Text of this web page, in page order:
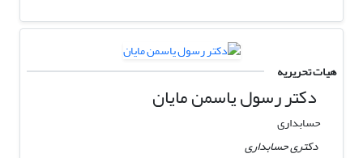
هیات تحریریه
دکتر رسول یاسمن مایان
حسابداری
دکتری حسابداری